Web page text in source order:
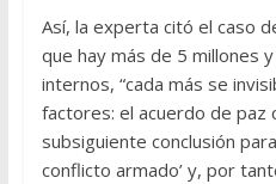
Así, la experta citó el caso
que hay más de 5 millones
internos, “cada más se
factores: el acuerdo de paz
subsiguiente conclusión
conflicto armado’ y, por